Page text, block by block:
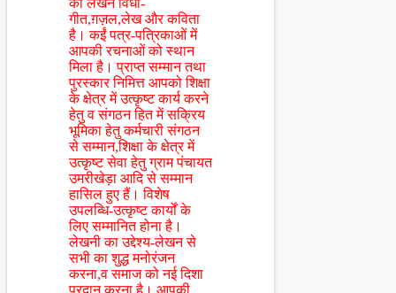
की लेखन विधा-
गीत,ग़ज़ल,लेख और कविता
है। कईं पत्र-पत्रिकाओं में
आपकी रचनाओं को स्थान
मिला है। प्राप्त सम्मान तथा
पुरस्कार निमित्त आपको शिक्षा
के क्षेत्र में उत्कृष्ट कार्य करने
हेतु व संगठन हित में सक्रिय
भूमिका हेतु कर्मचारी संगठन
से सम्मान,शिक्षा के क्षेत्र में
उत्कृष्ट सेवा हेतु ग्राम पंचायत
उमरीखेड़ा आदि से सम्मान
हासिल हुए हैं। विशेष
उपलब्धि-उत्कृष्ट कार्यों के
लिए सम्मानित होना है।
लेखनी का उद्देश्य-लेखन से
सभी का शुद्ध मनोरंजन
करना,व समाज को नई दिशा